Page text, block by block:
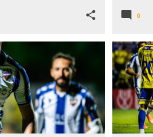
0
LESIONES LEVANTE UD CARLOS
MORALES